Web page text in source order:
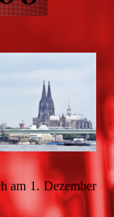
am 1. Dezember